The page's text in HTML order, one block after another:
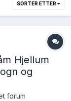
SORTER ETTER
Hjellum
og
forum